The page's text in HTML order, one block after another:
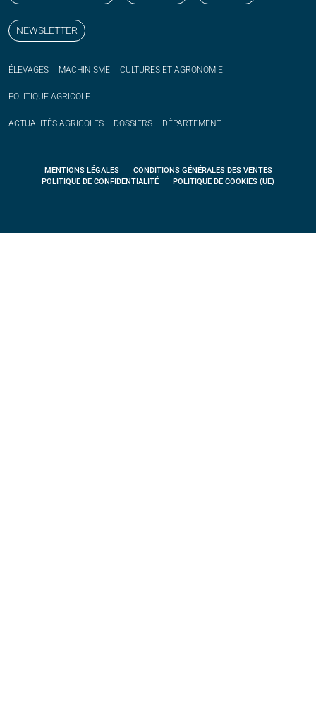
NEWSLETTER
ÉLEVAGES MACHINISME CULTURES ET AGRONOMIE
POLITIQUE AGRICOLE
ACTUALITÉS AGRICOLES DOSSIERS DÉPARTEMENT
MENTIONS LÉGALES
CONDITIONS GÉNÉRALES DES VENTES
POLITIQUE DE CONFIDENTIALITÉ
POLITIQUE DE COOKIES (UE)